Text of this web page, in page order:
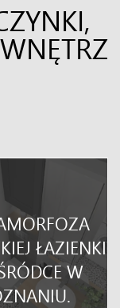
ŁAZIENKI
W